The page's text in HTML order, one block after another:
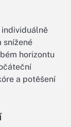
individuálně
snížené
horizontu
a potěšení